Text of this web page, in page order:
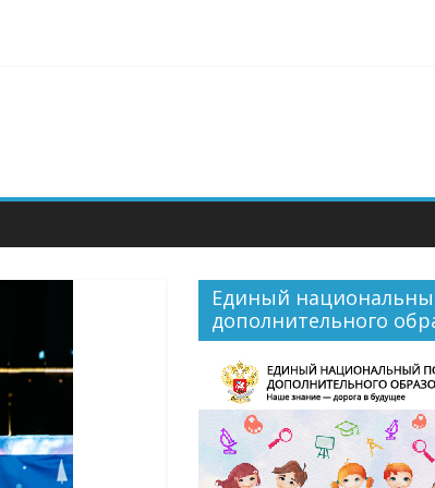
для педагогов и руководителей хореографических
Единый
дополнительного